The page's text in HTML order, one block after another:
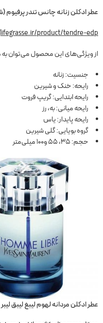
عطر ادکلن زنانه چانس تندر
product/tendre-edp/
از ویژگی‌های این محصول می‌توان به
جنسیت: زنانه
رایحه: خنک و شیرین
رایحه ابتدایی: گریپ فروت
رایحه میانی: به، رز
رایحه پایدار: یاس
گروه بویایی: گلی شیرین
حجم: 35، 55 و100 میلی‌متر
عطر ادکلن مردانه لهوم لیبغ لیبق لیبر